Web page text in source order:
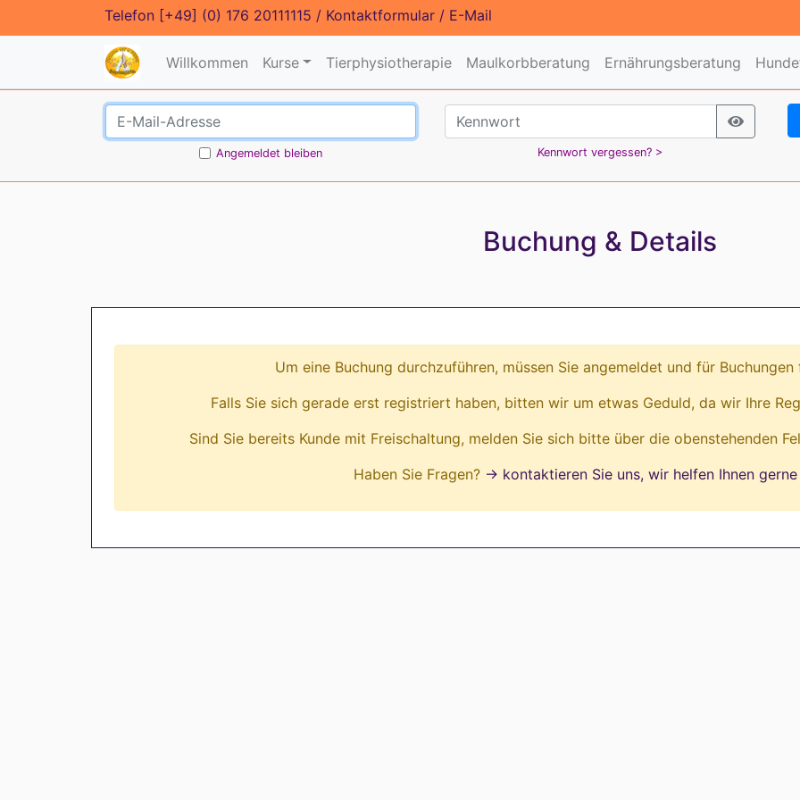
Telefon [+49] (0) 176 20111115 / Kontaktformular / E-Mail
Willkommen Kurse Tierphysiotherapie Maulkorbberatung Ernährungsberatung
Angemeldet bleiben Kennwort vergessen? >
Buchung & Details
Um eine Buchung durchzuführen, müssen Sie angemeldet und für
Falls Sie sich gerade erst registriert haben, bitten wir um etwas Geduld, da wir Ihre
Sind Sie bereits Kunde mit Freischaltung, melden Sie sich bitte über die obenstehenden
Haben Sie Fragen? → kontaktieren Sie uns, wir helfen Ihnen